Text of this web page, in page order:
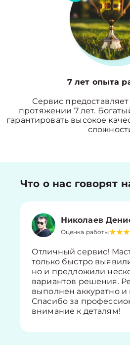
7 лет опыта
Сервис
протяжении 7 лет.
гарантировать высокое
Что о нас говорят
Николаев
Оценка работы
Отличный сервис!
только быстро
но и предложили
вариантов решения.
выполнен аккуратно и
Спасибо за
внимание к деталям!